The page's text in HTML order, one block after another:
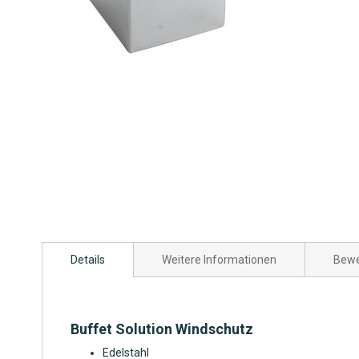
Anfang
Details
Buffet Solution Windschutz
Edelstahl
Weitere Informationen